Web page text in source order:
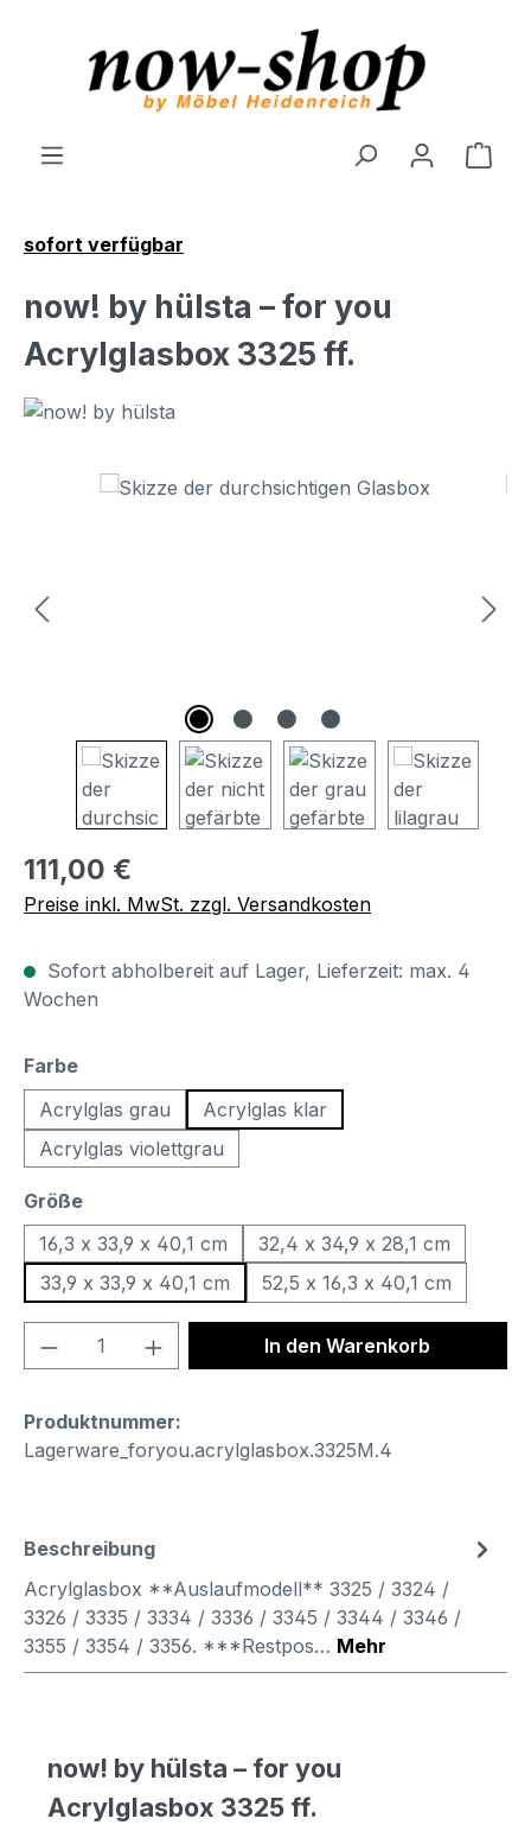
sofort verfügbar
now! by hülsta – for you
Acrylglasbox 3325 ff.
Bildergalerie überspringen
Regulärer Preis:
111,00 €
Preise inkl. MwSt. zzgl. Versandkosten
Sofort abholbereit auf Lager, Lieferzeit: max. 4
Wochen
Farbeauswählen
Acrylglas grau
Acrylglas klar
Acrylglas violettgrau
Größeauswählen
16,3 x 33,9 x 40,1 cm
32,4 x 34,9 x 28,1 cm
33,9 x 33,9 x 40,1 cm
52,5 x 16,3 x 40,1 cm
Produkt Anzahl: Gib denIn den Warenkorb
Produktnummer:
Lagerware_foryou.acrylglasbox.3325M.4
Beschreibung
Acrylglasbox **Auslaufmodell** 3325 / 3324 /
3326 / 3335 / 3334 / 3336 / 3345 / 3344 / 3346 /
3355 / 3354 / 3356. ***Restpos… Mehr
now! by hülsta – for you
Acrylglasbox 3325 ff.